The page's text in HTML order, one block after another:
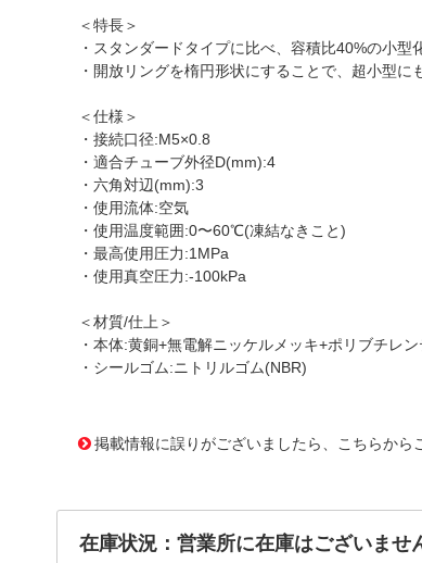
＜特長＞
・スタンダードタイプに比べ、容積比40%の小型
・開放リングを楕円形状にすることで、超小型に
＜仕様＞
・接続口径:M5×0.8
・適合チューブ外径D(mm):4
・六角対辺(mm):3
・使用流体:空気
・使用温度範囲:0〜60℃(凍結なきこと)
・最高使用圧力:1MPa
・使用真空圧力:-100kPa
＜材質/仕上＞
・本体:黄銅+無電解ニッケルメッキ+ポリブチレ
・シールゴム:ニトリルゴム(NBR)
掲載情報に誤りがございましたら、こちらから
在庫状況：営業所に在庫はございませ